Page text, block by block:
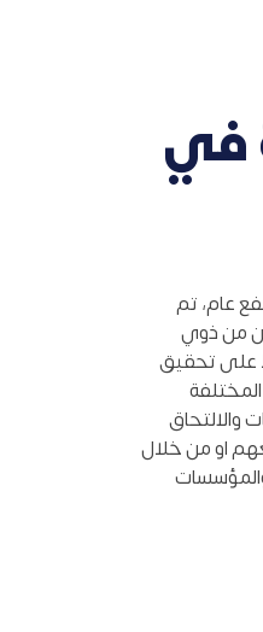
في
عام، تم
من ذوي
على تحقيق
والالتحاق
او من خلال